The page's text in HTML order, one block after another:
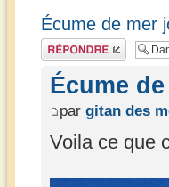
Écume de mer
Répondre
Écume
par gitan des
Voila ce que